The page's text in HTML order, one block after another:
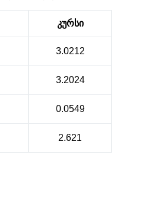
კურსი
3.0212
3.2024
0.0549
2.621